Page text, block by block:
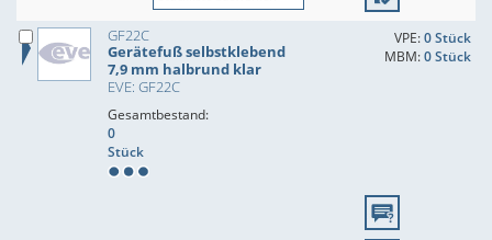
GF22C
Gerätefuß selbstklebend
7,9 mm halbrund klar
EVE: GF22C
VPE:0 Stück
MBM:0 Stück
Gesamtbestand:
0
Stück